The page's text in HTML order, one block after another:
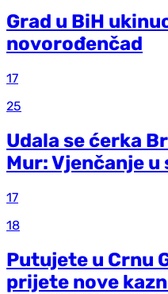
Grad u BiH
novorođenčad
17
25
Udala se ćerka
Mur: Vjenčanje
17
18
Putujete u Crnu
prijete nove